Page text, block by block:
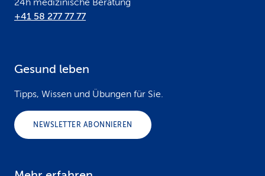
24h medizinische Beratung
+41 58 277 77 77
Gesund leben
Tipps, Wissen und Übungen für Sie.
NEWSLETTER ABONNIEREN